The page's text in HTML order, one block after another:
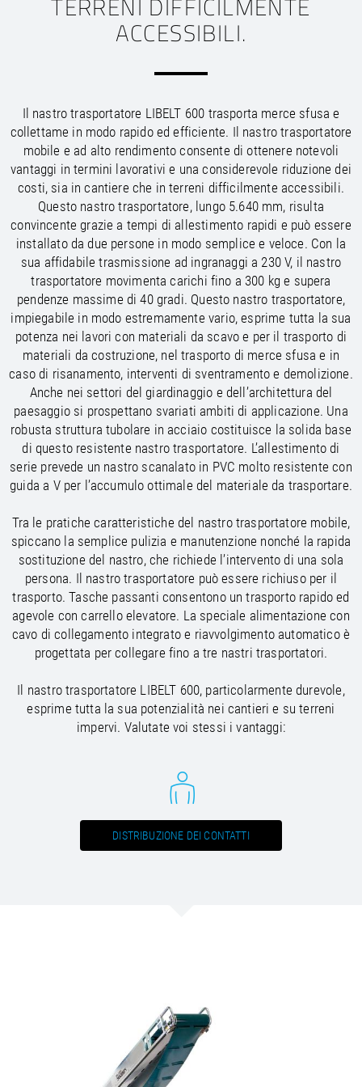
Hungary/ EN
Iceland/ EN
Italy/EN IT
Latvia /EN
Liechtenstein/EN DE
Lithuania/EN
Luxembourg /EN DE FR
Malta/EN
Netherlands/EN NL
Norway/EN
Poland/EN
Portugal/ EN ES
Romania/EN
Russian Federation/EN
Serbia/EN
Slovakia /EN
Slovenia/ EN
Spain/
ES
Sweden
/EN
Switzerland/EN DE FR IT
Turkey/EN
Ukraine/ EN
United Kingdom/ EN
Saudi Arabia
/EN
Singapore/
EN
Thailand/EN
Uzbekistan/ EN
Viet Nam/EN
ACCESSIBILI.
Il nastro trasportatore LIBELT 600 trasporta merce sfusa e
collettame in modo rapido ed efficiente. Il nastro trasportatore
mobile e ad alto rendimento consente di ottenere notevoli
vantaggi in termini lavorativi e una considerevole riduzione dei
costi, sia in cantiere che in terreni difficilmente accessibili.
Questo nastro trasportatore, lungo 5.640 mm, risulta
convincente grazie a tempi di allestimento rapidi e può essere
installato da due persone in modo semplice e veloce. Con la
sua affidabile trasmissione ad ingranaggi a 230 V, il nastro
trasportatore movimenta carichi fino a 300 kg e supera
pendenze massime di 40 gradi. Questo nastro trasportatore,
impiegabile in modo estremamente vario, esprime tutta la sua
potenza nei lavori con materiali da scavo e per il trasporto di
materiali da costruzione, nel trasporto di merce sfusa e in
caso di risanamento, interventi di sventramento e demolizione.
Anche nei settori del giardinaggio e dell’architettura del
paesaggio si prospettano svariati ambiti di applicazione. Una
robusta struttura tubolare in acciaio costituisce la solida base
di questo resistente nastro trasportatore. L’allestimento di
serie prevede un nastro scanalato in PVC molto resistente con
guida a V per l’accumulo ottimale del materiale da trasportare.
Tra le pratiche caratteristiche del nastro trasportatore mobile,
spiccano la semplice pulizia e manutenzione nonché la rapida
sostituzione del nastro, che richiede l’intervento di una sola
persona. Il nastro trasportatore può essere richiuso per il
trasporto. Tasche passanti consentono un trasporto rapido ed
agevole con carrello elevatore. La speciale alimentazione con
cavo di collegamento integrato e riavvolgimento automatico è
progettata per collegare fino a tre nastri trasportatori.
Il nastro trasportatore LIBELT 600, particolarmente durevole,
esprime tutta la sua potenzialità nei cantieri e su terreni
impervi. Valutate voi stessi i vantaggi:
DISTRIBUZIONE DEI CONTATTI